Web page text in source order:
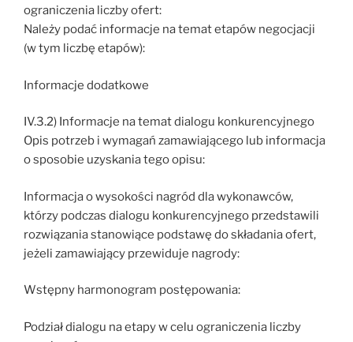
ograniczenia liczby ofert:
Należy podać informacje na temat etapów negocjacji
(w tym liczbę etapów):
Informacje dodatkowe
IV.3.2) Informacje na temat dialogu konkurencyjnego
Opis potrzeb i wymagań zamawiającego lub informacja
o sposobie uzyskania tego opisu:
Informacja o wysokości nagród dla wykonawców,
którzy podczas dialogu konkurencyjnego przedstawili
rozwiązania stanowiące podstawę do składania ofert,
jeżeli zamawiający przewiduje nagrody:
Wstępny harmonogram postępowania:
Podział dialogu na etapy w celu ograniczenia liczby